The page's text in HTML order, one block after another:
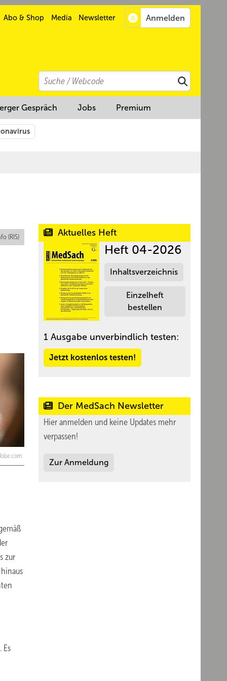
Abo & Shop Media Newsletter
Search
Suchen
Gespräch Jobs Premium
(RIS)
zur
Es
Aktuelles Heft
Heft 04-2026
Inhaltsverzeichnis
Einzelheft
bestellen
1 Ausgabe unverbindlich testen:
Jetzt kostenlos testen!
Der MedSach Newsletter
Hier anmelden und keine Updates mehr
verpassen!
Zur Anmeldung